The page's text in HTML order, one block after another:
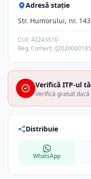
Adresă stație
Str. Humorului, nr.
CUI: 42243510
Reg. Comerț: /
Verifică ITP-ul
Verifică gratuit dacă
Distribuie
WhatsApp